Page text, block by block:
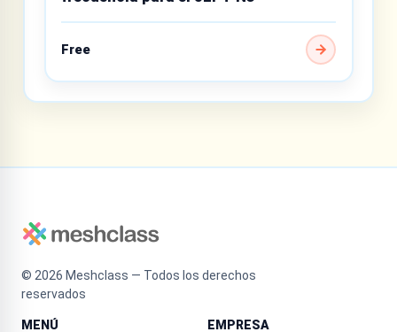
Free
© 2026 Meshclass — Todos los derechos
reservados
MENÚ EMPRESA